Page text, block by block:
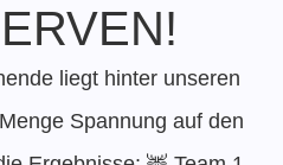
liegt hinter unseren
Spannung auf den